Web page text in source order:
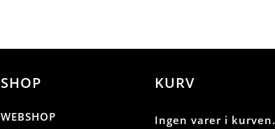
SHOP
WEBSHOP
KURV
Ingen varer i kurven.